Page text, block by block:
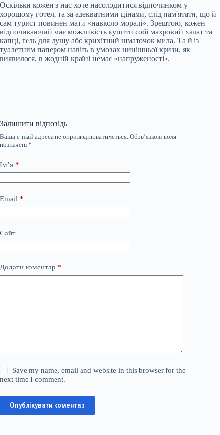
Оскільки кожен з нас хоче насолодитися відпочинком у
хорошому готелі та за адекватними цінами, слід пам'ятати, що й
сам турист повинен мати «навколо моралі». Зрештою, кожен
відпочиваючий має можливість купити собі махровий халат та
капці, гель для душу або крихітний шматочок мила. Та й із
туалетним папером навіть в умовах нинішньої кризи, як
виявилося, в жодній країні немає «напруженості».
Залишити відповідь
Ваша e-mail адреса не оприлюднюватиметься. Обов’язкові поля
позначені *
Ім’я *
Email *
Сайт
Додати коментар *
Save my name, email and website in this browser for the
next time I comment.
Опублікувати коментар